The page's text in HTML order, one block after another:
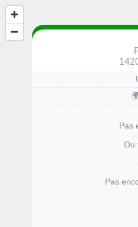
Pas
Ou
Pas